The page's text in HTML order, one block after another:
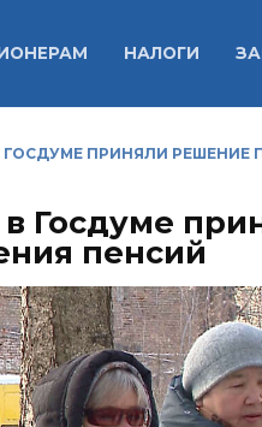
НАЛОГИ
ПРИНЯЛИ РЕШЕНИЕ
Госдуме
пенсий